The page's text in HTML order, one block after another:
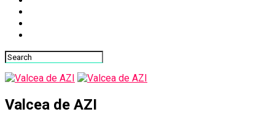
Valcea de AZI